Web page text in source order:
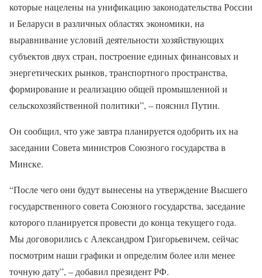
которые нацелены на унификацию законодательства России
и Беларуси в различных областях экономики, на
выравнивание условий деятельности хозяйствующих
субъектов двух стран, построение единых финансовых и
энергетических рынков, транспортного пространства,
формирование и реализацию общей промышленной и
сельскохозяйственной политики”, – пояснил Путин.
Он сообщил, что уже завтра планируется одобрить их на
заседании Совета министров Союзного государства в
Минске.
“После чего они будут вынесены на утверждение Высшего
государственного совета Союзного государства, заседание
которого планируется провести до конца текущего года.
Мы договорились с Александром Григорьевичем, сейчас
посмотрим наши графики и определим более или менее
точную дату”, – добавил президент РФ.